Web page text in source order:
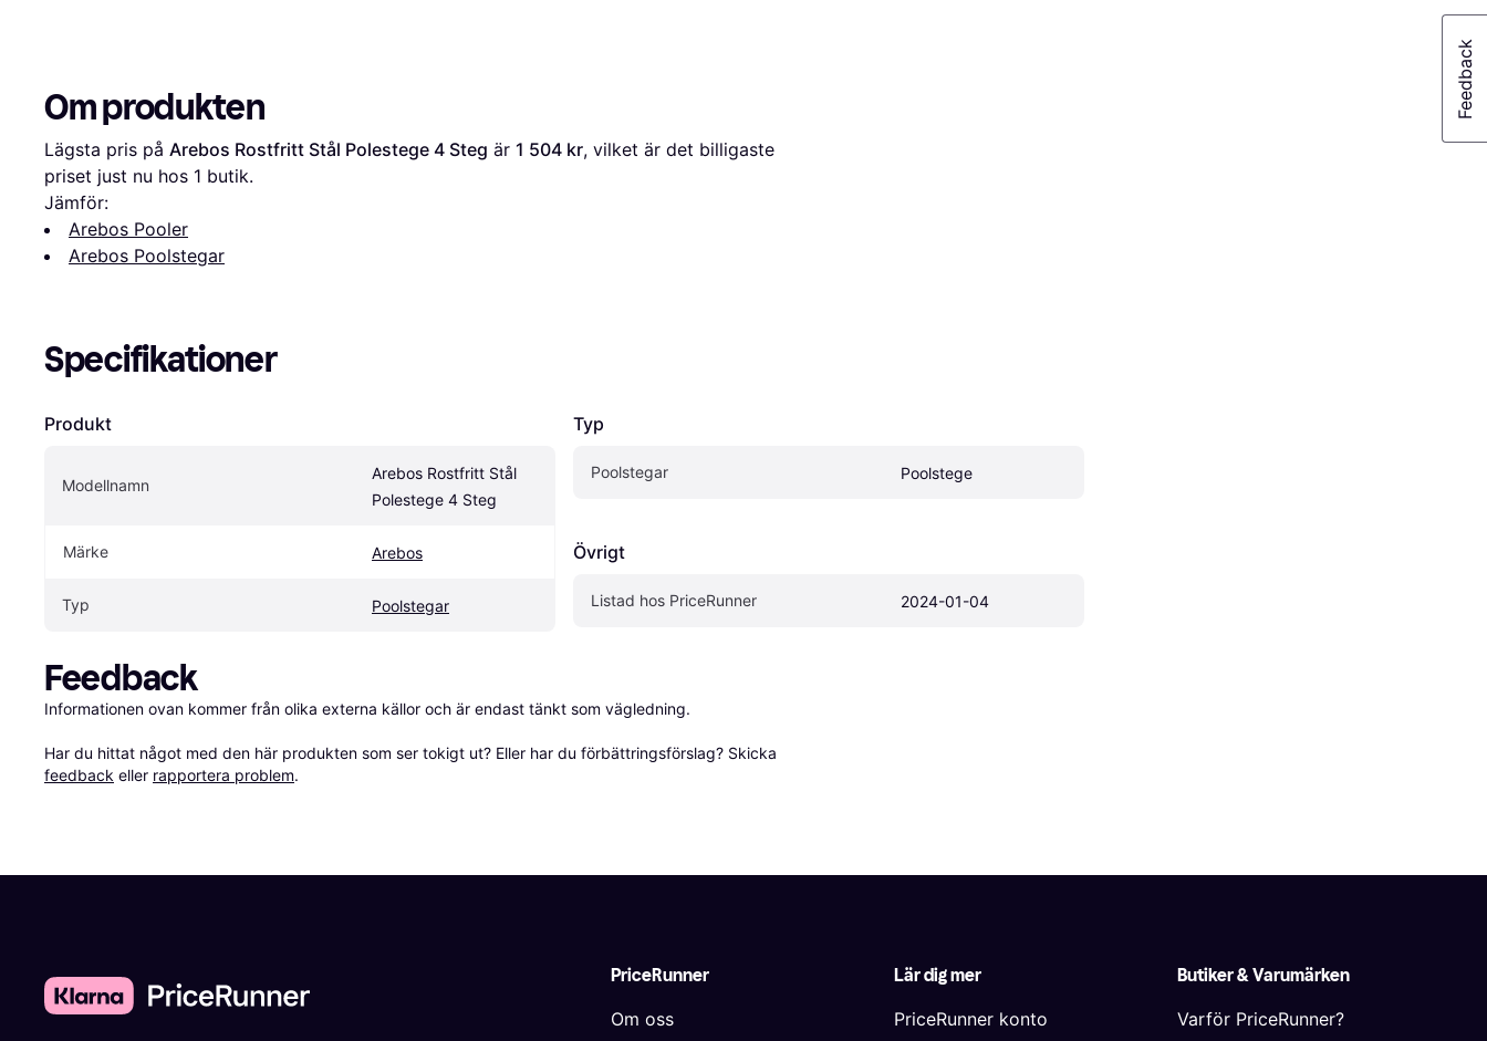
Om produkten
Lägsta pris på Arebos Rostfritt Stål Polestege 4 Steg är 1 504 kr, vilket är det billigaste
priset just nu hos 1 butik.
Jämför:
Arebos Pooler
Arebos Poolstegar
Specifikationer
Produkt
Modellnamn
Arebos Rostfritt Stål
Polestege 4 Steg
Märke Arebos
Typ Poolstegar
Typ
Poolstegar Poolstege
Övrigt
Listad hos PriceRunner 2024-01-04
Feedback
Informationen ovan kommer från olika externa källor och är endast tänkt som vägledning.
Har du hittat något med den här produkten som ser tokigt ut? Eller har du förbättringsförslag? Skicka
feedback eller rapportera problem.
PriceRunner
Om oss
Lär dig mer
PriceRunner konto
Butiker & Varumärken
Varför PriceRunner?